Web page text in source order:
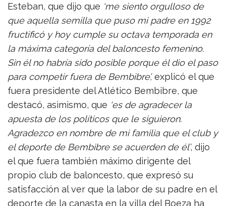
Esteban, que dijo que ‘me siento orgulloso de
que aquella semilla que puso mi padre en 1992
fructificó y hoy cumple su octava temporada en
la máxima categoría del baloncesto femenino.
Sin él no habría sido posible porque él dio el paso
para competir fuera de Bembibre’,explicó el que
fuera presidente del Atlético Bembibre, que
destacó, asimismo, que ‘es de agradecer la
apuesta de los políticos que le siguieron.
Agradezco en nombre de mi familia que el club y
el deporte de Bembibre se acuerden de él’, dijo
el que fuera también máximo dirigente del
propio club de baloncesto, que expresó su
satisfacción al ver que la labor de su padre en el
deporte de la canasta en la villa del Boeza ha